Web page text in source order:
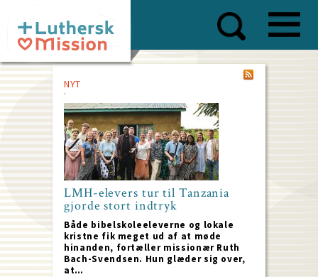
main
content
NYT
LMH-elevers tur til Tanzania
gjorde stort indtryk
Både bibelskoleeleverne og lokale
kristne fik meget ud af at møde
hinanden, fortæller missionær Ruth
Bach-Svendsen. Hun glæder sig over,
at…